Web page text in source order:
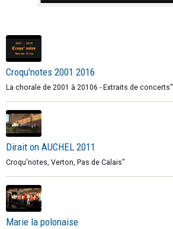
Croqu'notes 2001 2016
La chorale de 2001 à 20106 - Extraits de concerts"
Dirait on AUCHEL 2011
Croqu'notes, Verton, Pas de Calais"
Marie la polonaise